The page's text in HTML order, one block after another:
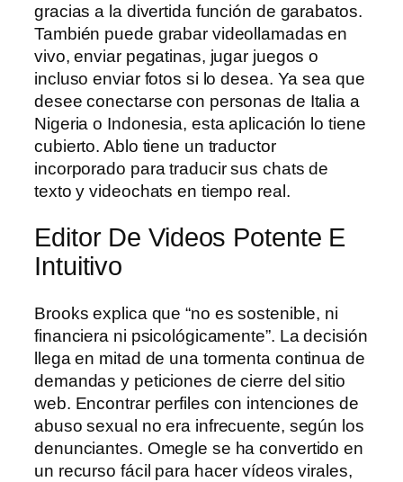
gracias a la divertida función de garabatos.
También puede grabar videollamadas en
vivo, enviar pegatinas, jugar juegos o
incluso enviar fotos si lo desea. Ya sea que
desee conectarse con personas de Italia a
Nigeria o Indonesia, esta aplicación lo tiene
cubierto. Ablo tiene un traductor
incorporado para traducir sus chats de
texto y videochats en tiempo real.
Editor De Videos Potente E
Intuitivo
Brooks explica que “no es sostenible, ni
financiera ni psicológicamente”. La decisión
llega en mitad de una tormenta continua de
demandas y peticiones de cierre del sitio
web. Encontrar perfiles con intenciones de
abuso sexual no era infrecuente, según los
denunciantes. Omegle se ha convertido en
un recurso fácil para hacer vídeos virales,